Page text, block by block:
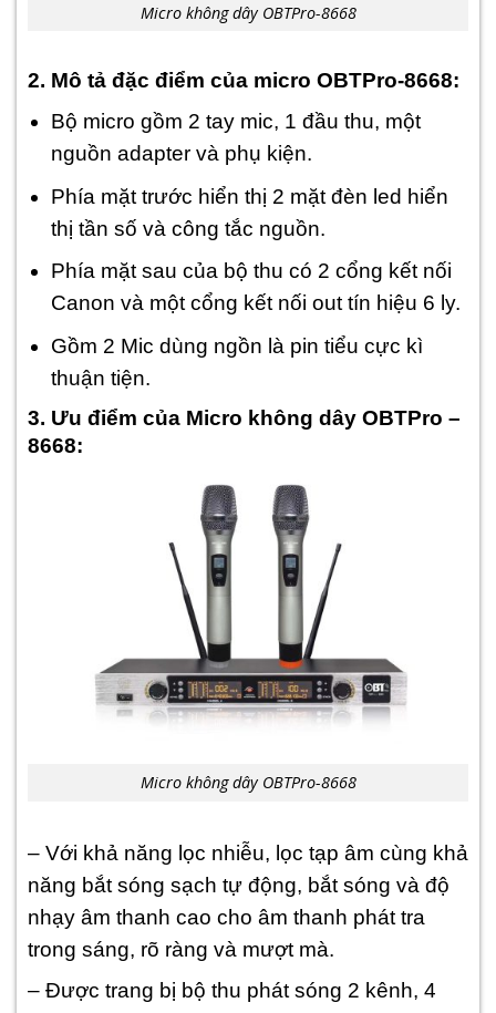
Micro không dây OBTPro-8668
2. Mô tả đặc điểm của micro OBTPro-8668:
Bộ micro gồm 2 tay mic, 1 đầu thu, một
nguồn adapter và phụ kiện.
Phía mặt trước hiển thị 2 mặt đèn led hiển
thị tần số và công tắc nguồn.
Phía mặt sau của bộ thu có 2 cổng kết nối
Canon và một cổng kết nối out tín hiệu 6 ly.
Gồm 2 Mic dùng ngồn là pin tiểu cực kì
thuận tiện.
3. Ưu điểm của Micro không dây OBTPro –
8668:
Micro không dây OBTPro-8668
– Với khả năng lọc nhiễu, lọc tạp âm cùng khả
năng bắt sóng sạch tự động, bắt sóng và độ
nhạy âm thanh cao cho âm thanh phát tra
trong sáng, rõ ràng và mượt mà.
– Được trang bị bộ thu phát sóng 2 kênh, 4